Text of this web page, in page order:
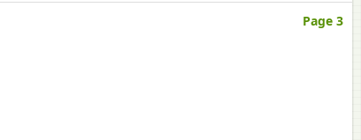
Page 3